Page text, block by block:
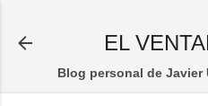
EL
Blog personal de Javier